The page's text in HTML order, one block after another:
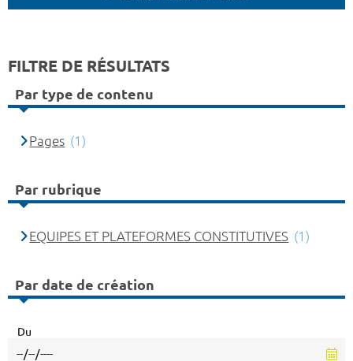
FILTRE DE RÉSULTATS
Par type de contenu
Pages (1)
Par rubrique
EQUIPES ET PLATEFORMES CONSTITUTIVES (1)
Par date de création
Du